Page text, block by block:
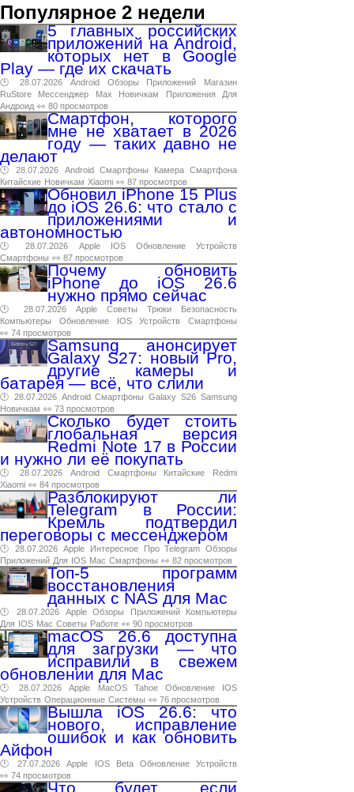
Популярное 2 недели
5 главных российских
приложений на Android,
которых нет в Google
Play — где их скачать
🕑 28.07.2026 Android Обзоры Приложений
Магазин
RuStore
Мессенджер Max Новичкам Приложения
Для
Андроид 👀 80 просмотров
Смартфон, которого
мне не хватает в 2026
году — таких давно не
делают
🕑 28.07.2026 Android Смартфоны Камера Смартфона
Китайские Новичкам Xiaomi 👀 87 просмотров
Обновил iPhone 15 Plus
до iOS 26.6: что стало с
приложениями и
автономностью
🕑 28.07.2026 Apple IOS Обновление
Устройств
Смартфоны 👀 87 просмотров
Почему обновить
iPhone до iOS 26.6
нужно прямо сейчас
🕑 28.07.2026 Apple Советы Трюки
Безопасность
Компьютеры
Обновление IOS Устройств
Смартфоны
👀 74 просмотров
Samsung анонсирует
Galaxy S27: новый Pro,
другие камеры и
батарея — всё, что слили
🕑 28.07.2026 Android Смартфоны Galaxy S26 Samsung
Новичкам 👀 73 просмотров
Сколько будет стоить
глобальная версия
Redmi Note 17 в России
и нужно ли её покупать
🕑 28.07.2026 Android Смартфоны Китайские
Redmi
Xiaomi 👀 84 просмотров
Разблокируют ли
Telegram в России:
Кремль подтвердил
переговоры с мессенджером
🕑 28.07.2026 Apple Интересное Про Telegram Обзоры
Приложений Для IOS Mac Смартфоны 👀 82 просмотров
Топ-5 программ
восстановления
данных с NAS для Mac
🕑 28.07.2026 Apple Обзоры Приложений
Компьютеры
Для IOS Mac Советы Работе 👀 90 просмотров
macOS 26.6 доступна
для загрузки — что
исправили в свежем
обновлении для Mac
🕑 28.07.2026 Apple MacOS Tahoe Обновление
IOS
Устройств Операционные Системы 👀 76 просмотров
Вышла iOS 26.6: что
нового, исправление
ошибок и как обновить
Айфон
🕑 27.07.2026 Apple IOS Beta Обновление
Устройств
👀 74 просмотров
Что будет, если